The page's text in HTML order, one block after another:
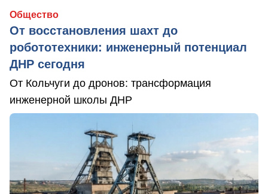
Общество
От восстановления шахт до
робототехники: инженерный потенциал
ДНР сегодня
От Кольчуги до дронов: трансформация
инженерной школы ДНР